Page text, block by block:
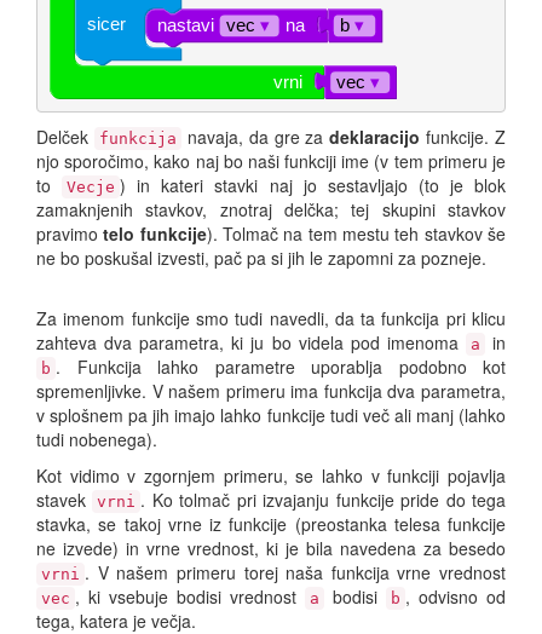
Delček funkcija navaja, da gre zadeklaracijo funkcije. Z
njo sporočimo, kako naj bo naši funkciji ime (v tem primeru je
to
Vecje ) in kateri stavki naj jo sestavljajo (to je blok
zamaknjenih stavkov, znotraj delčka; tej skupini stavkov
pravimotelo funkcije). Tolmač na tem mestu teh stavkov še
ne bo poskušal izvesti, pač pa si jih le zapomni za pozneje.
Za imenom funkcije smo tudi navedli, da ta funkcija pri klicu
zahteva dva parametra, ki ju bo videla pod imenoma
a in
b . Funkcija lahko parametre uporablja podobno kot
spremenljivke. V našem primeru ima funkcija dva parametra,
v splošnem pa jih imajo lahko funkcije tudi več ali manj (lahko
tudi nobenega).
Kot vidimo v zgornjem primeru, se lahko v funkciji pojavlja
stavek
vrni . Ko tolmač pri izvajanju funkcije pride do tega
stavka, se takoj vrne iz funkcije (preostanka telesa funkcije
ne izvede) in vrne vrednost, ki je bila navedena za besedo
vrni . V našem primeru torej naša funkcija vrne vrednost
vec , ki vsebuje bodisi vrednost a bodisi b , odvisno od
tega, katera je večja.